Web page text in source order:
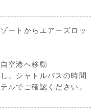
ートからエアーズロッ
空港へ移動
。シャトルバスの時間
ルでご確認ください。